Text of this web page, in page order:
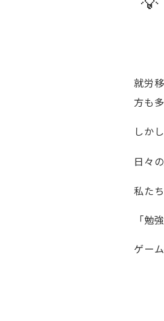
就労
方も
しかし
日々
私た
「勉
ゲー